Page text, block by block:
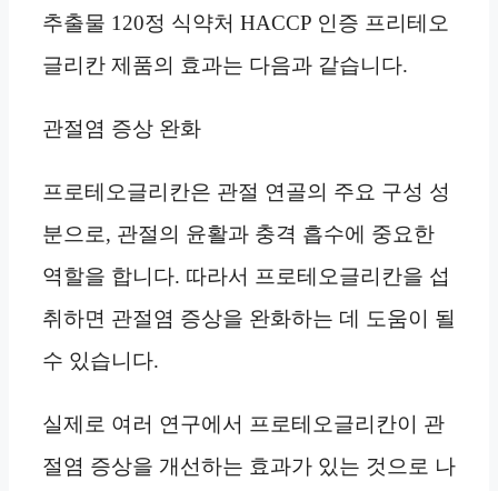
추출물 120정 식약처 HACCP 인증 프리테오
글리칸 제품의 효과는 다음과 같습니다.
관절염 증상 완화
프로테오글리칸은 관절 연골의 주요 구성 성
분으로, 관절의 윤활과 충격 흡수에 중요한
역할을 합니다. 따라서 프로테오글리칸을 섭
취하면 관절염 증상을 완화하는 데 도움이 될
수 있습니다.
실제로 여러 연구에서 프로테오글리칸이 관
절염 증상을 개선하는 효과가 있는 것으로 나